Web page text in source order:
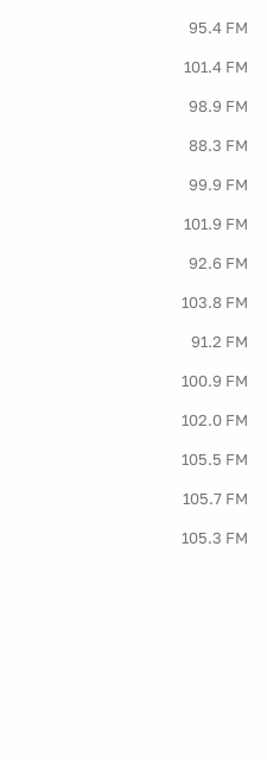
95.4 FM
101.4 FM
98.9 FM
88.3 FM
99.9 FM
101.9 FM
92.6 FM
103.8 FM
91.2 FM
100.9 FM
102.0 FM
105.5 FM
105.7 FM
105.3 FM